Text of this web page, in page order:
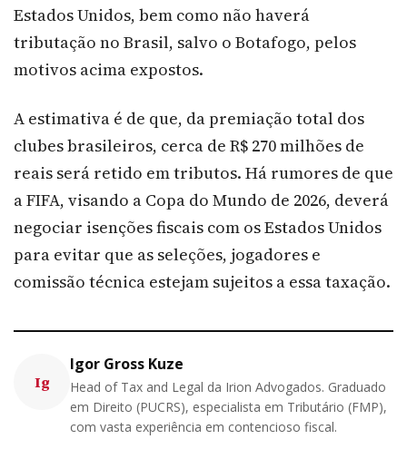
Estados Unidos, bem como não haverá
tributação no Brasil, salvo o Botafogo, pelos
motivos acima expostos.
A estimativa é de que, da premiação total dos
clubes brasileiros, cerca de R$ 270 milhões de
reais será retido em tributos. Há rumores de que
a FIFA, visando a Copa do Mundo de 2026, deverá
negociar isenções fiscais com os Estados Unidos
para evitar que as seleções, jogadores e
comissão técnica estejam sujeitos a essa taxação.
Ig
Igor Gross Kuze
Head of Tax and Legal da Irion Advogados. Graduado
em Direito (PUCRS), especialista em Tributário (FMP),
com vasta experiência em contencioso fiscal.